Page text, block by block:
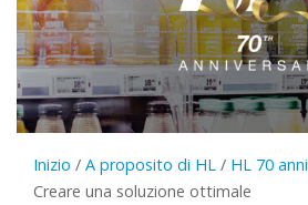
Inizio / A proposito di HL / HL 70 anni
Creare una soluzione ottimale